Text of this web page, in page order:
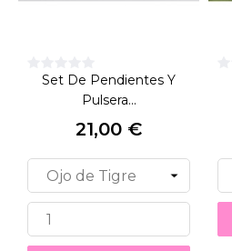
Set De Pendientes Y
Pulsera...
21,00 €